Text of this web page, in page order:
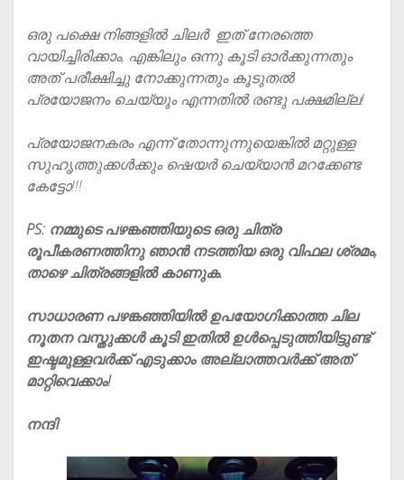
ഒരു പക്ഷെ നിങ്ങളിൽ ചിലർ ഇത് നേരത്തെ
വായിച്ചിരിക്കാം, എങ്കിലും ഒന്നു കൂടി ഓർക്കുന്നതും
അത് പരീക്ഷിച്ചു നോക്കുന്നതും കൂടുതൽ
പ്രയോജനം ചെയ്യും എന്നതിൽ രണ്ടു പക്ഷമില്ല!
പ്രയോജനകരം എന്ന് തോന്നുന്നുയെങ്കിൽ മറ്റുള്ള
സുഹൃത്തുക്കൾക്കും ഷെയർ ചെയ്യാൻ മറക്കേണ്ട
കേട്ടോ!!!
PS: നമ്മുടെ പഴങ്കഞ്ഞിയുടെ ഒരു ചിത്ര
രൂപീകരണത്തിനു ഞാൻ നടത്തിയ ഒരു വിഫല ശ്രമം,
താഴെ ചിത്രങ്ങളിൽ കാണുക.
സാധാരണ പഴങ്കഞ്ഞിയിൽ ഉപയോഗിക്കാത്ത ചില
നൂതന വസ്തുക്കൾ കൂടി ഇതിൽ ഉൾപ്പെടുത്തിയിട്ടുണ്ട്
ഇഷ്ടമുള്ളവർക്ക് എടുക്കാം അല്ലാത്തവർക്ക് അത്
മാറ്റിവെക്കാം!
നന്ദി